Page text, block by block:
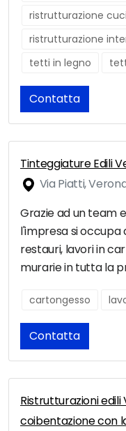
ristrutturazione
ristrutturazione
tetti in legno
Contatta
Tinteggiature Edili
Via Piatti,
Grazie ad un team
l'impresa si occupa
restauri, lavori in
murarie in tutta la
cartongesso
Contatta
Ristrutturazioni
coibentazione con